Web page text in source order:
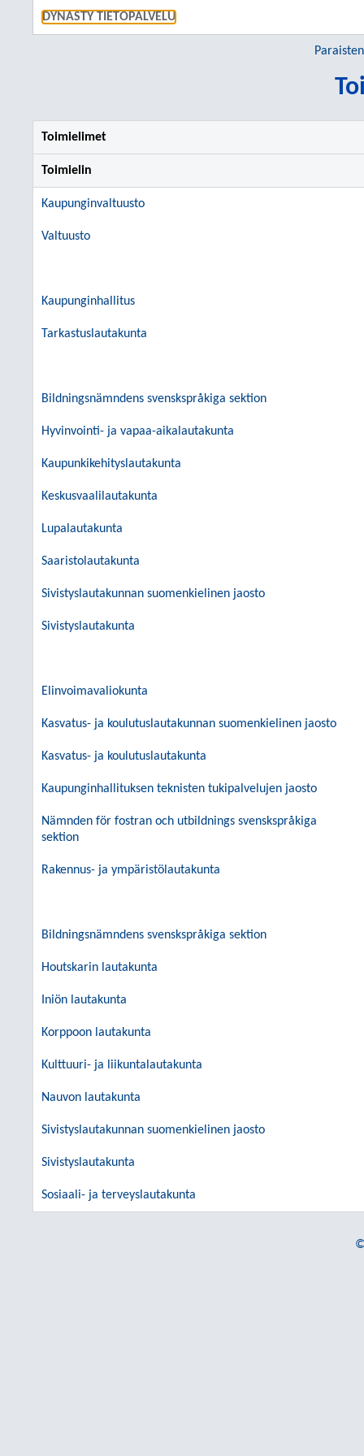
DYNASTY TIETOPALVELU
Toimielimet
Toimielin
Kaupunginvaltuusto
Valtuusto
Kaupunginhallitus
Tarkastuslautakunta
Bildningsnämndens svenskspråkiga sektion
Hyvinvointi- ja vapaa-aikalautakunta
Kaupunkikehityslautakunta
Keskusvaalilautakunta
Lupalautakunta
Saaristolautakunta
Sivistyslautakunnan suomenkielinen jaosto
Sivistyslautakunta
Elinvoimavaliokunta
Kasvatus- ja koulutuslautakunnan suomenkielinen jaosto
Kasvatus- ja koulutuslautakunta
Kaupunginhallituksen teknisten tukipalvelujen jaosto
Nämnden för fostran och utbildnings svenskspråkiga
sektion
Rakennus- ja ympäristölautakunta
Bildningsnämndens svenskspråkiga sektion
Houtskarin lautakunta
Iniön lautakunta
Korppoon lautakunta
Kulttuuri- ja liikuntalautakunta
Nauvon lautakunta
Sivistyslautakunnan suomenkielinen jaosto
Sivistyslautakunta
Sosiaali- ja terveyslautakunta